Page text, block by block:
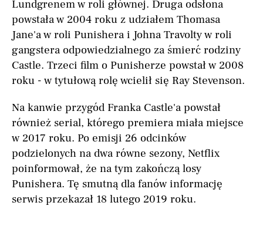
Lundgrenem w roli głównej. Druga odsłona
powstała w 2004 roku z udziałem Thomasa
Jane'a w roli Punishera i Johna Travolty w roli
gangstera odpowiedzialnego za śmierć rodziny
Castle. Trzeci film o Punisherze powstał w 2008
roku - w tytułową rolę wcielił się Ray Stevenson.
Na kanwie przygód Franka Castle'a powstał
również serial, którego premiera miała miejsce
w 2017 roku. Po emisji 26 odcinków
podzielonych na dwa równe sezony, Netflix
poinformował, że na tym zakończą losy
Punishera. Tę smutną dla fanów informację
serwis przekazał 18 lutego 2019 roku.